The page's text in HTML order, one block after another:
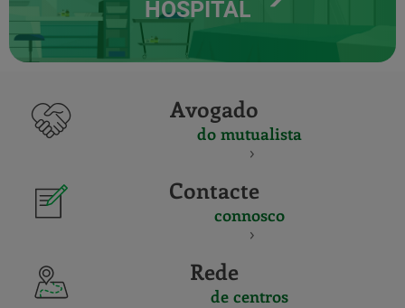
HOSPITAL
Avogado
do mutualista
Contacte
connosco
Rede
de centros